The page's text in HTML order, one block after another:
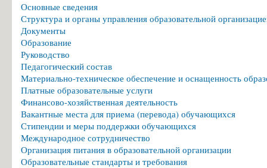
Основные сведения
Структура и органы управления образовательной
Документы
Образование
Руководство
Педагогический состав
Материально-техническое обеспечение и оснащенность
Платные образовательные услуги
Финансово-хозяйственная деятельность
Вакантные места для приема (перевода) обучающихся
Стипендии и меры поддержки обучающихся
Международное сотрудничество
Организация питания в образовательной организации
Образовательные стандарты и требования